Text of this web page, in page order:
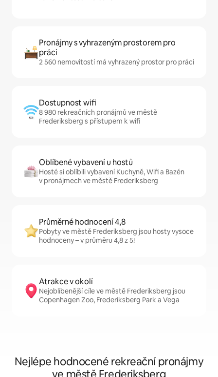
Pronájmy s vyhrazeným prostorem pro
práci
2 560 nemovitostí má vyhrazený prostor pro práci
Dostupnost wifi
8 980 rekreačních pronájmů ve městě
Frederiksberg s přístupem k wifi
Oblíbené vybavení u hostů
Hosté si oblíbili vybavení Kuchyně, Wifi a Bazén
v pronájmech ve městě Frederiksberg
Průměrné hodnocení 4,8
Pobyty ve městě Frederiksberg jsou hosty vysoce
hodnoceny – v průměru 4,8 z 5!
Atrakce v okolí
Nejoblíbenější cíle ve městě Frederiksberg jsou
Copenhagen Zoo, Frederiksberg Park a Vega
Nejlépe hodnocené rekreační pronájmy